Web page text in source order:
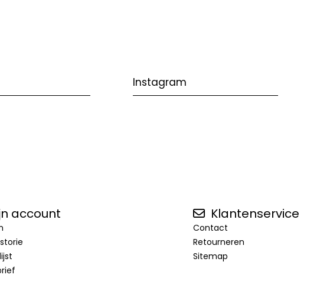
Instagram
account Klantenservice
Contact
Retourneren
Sitemap